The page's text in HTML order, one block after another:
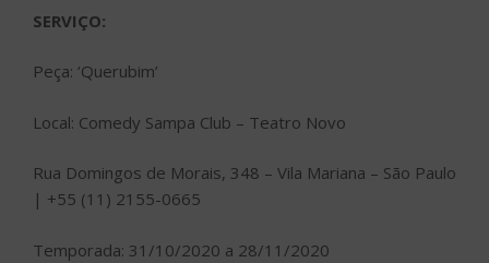
SERVIÇO:
Peça: ‘Querubim’
Local: Comedy Sampa Club – Teatro Novo
Rua Domingos de Morais, 348 – Vila Mariana – São Paulo
| +55 (11) 2155-0665
Temporada: 31/10/2020 a 28/11/2020